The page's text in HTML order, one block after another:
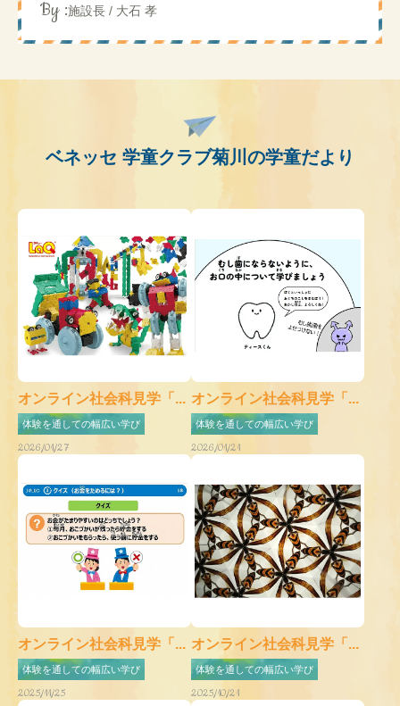
By :施設長 / 大石 孝
ベネッセ 学童クラブ菊川の学童だより
オンライン社会科見学「...
体験を通しての幅広い学び
2026/01/27
オンライン社会科見学「...
体験を通しての幅広い学び
2026/01/21
オンライン社会科見学「...
体験を通しての幅広い学び
2025/11/25
オンライン社会科見学「...
体験を通しての幅広い学び
2025/10/21